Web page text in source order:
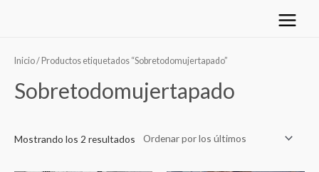
Main
Inicio/ Productos etiquetados “Sobretodomujertapado”
Sobretodomujertapado
Mostrando los 2 resultados
los